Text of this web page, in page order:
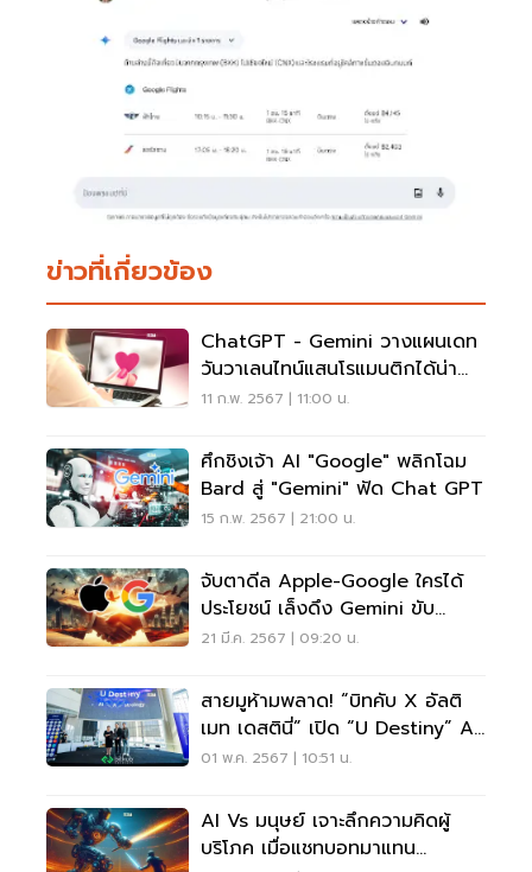
ข่าวที่เกี่ยวข้อง
ChatGPT - Gemini วางแผนเดท
วันวาเลนไทน์แสนโรแมนติกได้น่า
ประหลาดใจ
11 ก.พ. 2567 | 11:00 น.
ศึกชิงเจ้า AI "Google" พลิกโฉม
Bard สู่ "Gemini" ฟัด Chat GPT
15 ก.พ. 2567 | 21:00 น.
จับตาดีล Apple-Google ใครได้
ประโยชน์ เล็งดึง Gemini ขับ
เคลื่อน IPhone
21 มี.ค. 2567 | 09:20 น.
สายมูห้ามพลาด! “บิทคับ X อัลติ
เมท เดสตินี่” เปิด “U Destiny” AI
ทำนายดวง
01 พ.ค. 2567 | 10:51 น.
AI Vs มนุษย์ เจาะลึกความคิดผู้
บริโภค เมื่อแชทบอทมาแทน